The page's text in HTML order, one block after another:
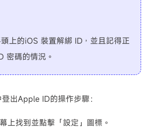
上的iOS 裝置解綁 ID，並且記得正
密碼的情況。
出Apple ID的操作步驟：
上找到並點擊「設定」圖標。